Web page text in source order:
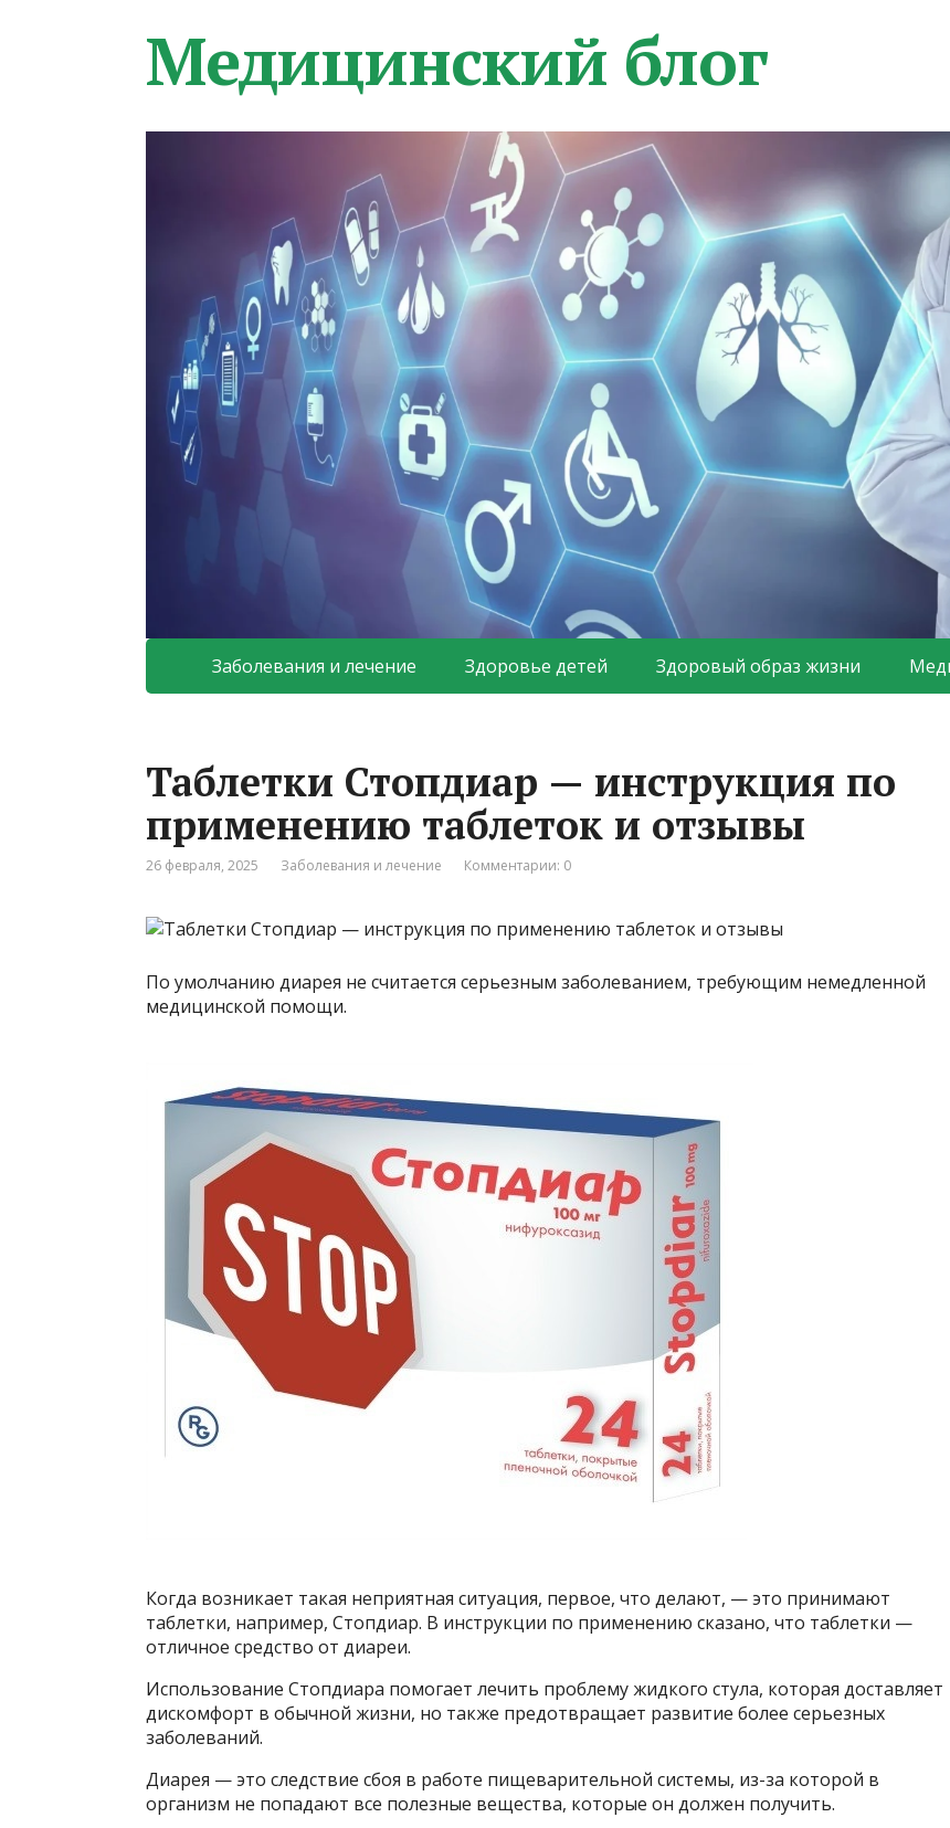
Медицинский блог
Заболевания и лечение Здоровье детей Здоровый образ жизни
Таблетки Стопдиар — инструкция по
применению таблеток и отзывы
26 февраля, 2025 Заболевания и лечение Комментарии: 0
По умолчанию диарея не считается серьезным заболеванием, требующим немедленной
медицинской помощи.
Когда возникает такая неприятная ситуация, первое, что делают, — это принимают
таблетки, например, Стопдиар. В инструкции по применению сказано, что таблетки —
отличное средство от диареи.
Использование Стопдиара помогает лечить проблему жидкого стула, которая доставляет
дискомфорт в обычной жизни, но также предотвращает развитие более серьезных
заболеваний.
Диарея — это следствие сбоя в работе пищеварительной системы, из-за которой в
организм не попадают все полезные вещества, которые он должен получить.